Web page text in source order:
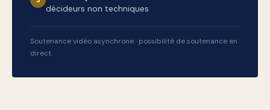
décideurs non techniques
Soutenance vidéo asynchrone · possibilité de soutenance en
direct